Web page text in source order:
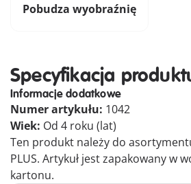
Pobudza wyobraźnię
Specyfikacja
Informacje dodatkowe
Numer artykułu: 1042
Wiek: Od 4 roku (lat)
Ten produkt należy do
PLUS. Artykuł jest zapakowany w
kartonu.